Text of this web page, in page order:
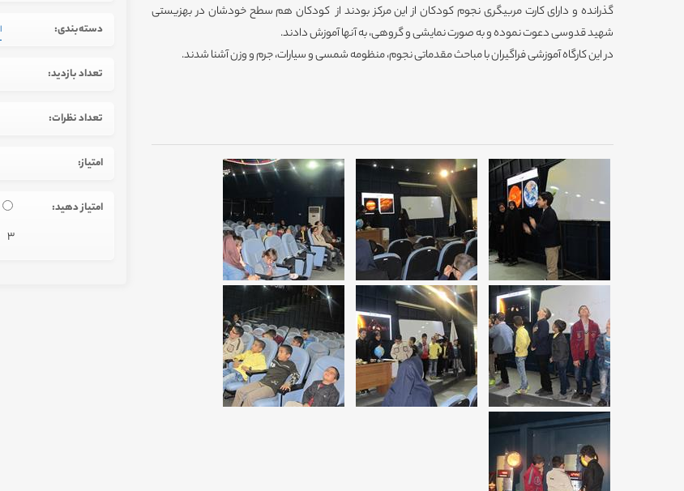
گذرانده و دارای کارت مربیگری نجوم کودکان از این مرکز بودند از کودکان هم سطح خودشان در بهزیستی
شهید قدوسی دعوت نموده و به صورت نمایشی و گروهی، به آنها آموزش دادند.
در این کارگاه آموزشی فراگیران با مباحث مقدماتی نجوم، منظومه شمسی و سیارات، جرم و وزن آشنا شدند.
دسته‌بندی:
تعداد بازدید:
تعداد نظرات:
امتیاز:
امتیاز دهید:
3